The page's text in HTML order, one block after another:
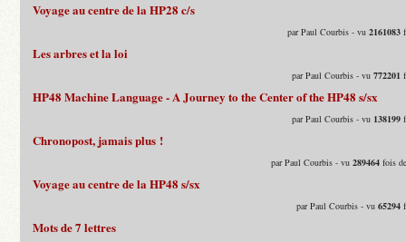
Voyage au centre de la HP28 c/s
par Paul Courbis - vu2161083
Les arbres et la loi
par Paul Courbis - vu772201
HP48 Machine Language - A Journey to the Center of the HP48 s/sx
par Paul Courbis - vu 138199
Chronopost, jamais plus !
par Paul Courbis - vu289464 fois
Voyage au centre de la HP48 s/sx
par Paul Courbis - vu65294
Mots de 7 lettres